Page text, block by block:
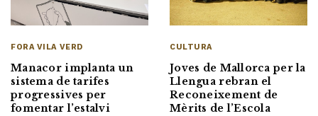
FORA VILA VERD
Manacor implanta un
sistema de tarifes
progressives per
fomentar l’estalvi
CULTURA
Joves de Mallorca per la
Llengua rebran el
Reconeixement de
Mèrits de l’Escola